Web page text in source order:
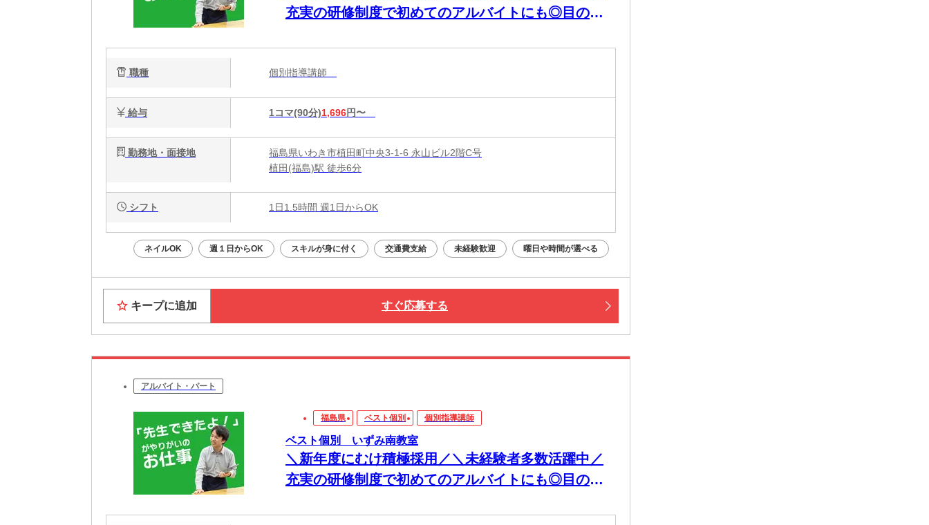
充実の研修制度で初めてのアルバイトにも◎目の前
職種 個別指導講師
給与 1コマ(90分)1,696円〜
勤務地・面接地
福島県いわき市植田町中央3-1-6 永山ビル2階C号
植田(福島)駅 徒歩6分
シフト 1日1.5時間 週1日からOK
ネイルOK 週１日からOK スキルが身に付く 交通費支給 未経験歓迎 曜日や時間が選べる
キープに追加 すぐ応募する
アルバイト・パート
福島県 ベスト個別 個別指導講師
ベスト個別 いずみ南教室
＼新年度にむけ積極採用／＼未経験者多数活躍中／
充実の研修制度で初めてのアルバイトにも◎目の前